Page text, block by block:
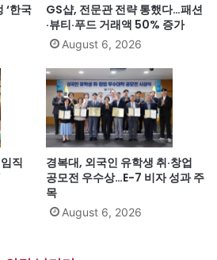
‘한국
GS샵, 전문관 전략 통했다…패션
·뷰티·푸드 거래액 50% 증가
August 6, 2026
직
경복대, 외국인 유학생 취·창업
공모전 우수상…E-7 비자 성과 주
목
August 6, 2026